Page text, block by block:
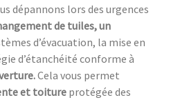
dépannons lors des urgences
de tuiles, un
d’évacuation, la mise en
d’étanchéité conforme à
Cela vous permet
et toitureprotégée des